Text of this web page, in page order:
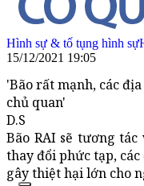
Hình sự & tố tụng hình sự
15/12/2021 19:05
'Bão rất mạnh, các
chủ quan'
D.S
Bão RAI sẽ tương
thay đổi phức tạp,
gây thiệt hại lớn cho